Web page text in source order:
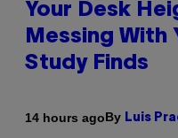
Your Desk
Messing With
Study Finds
14 hours agoBy Luis